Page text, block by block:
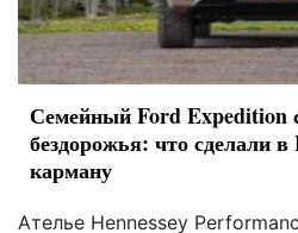
Семейный Ford Expedition
бездорожья: что сделали в
карману
Ателье Hennessey